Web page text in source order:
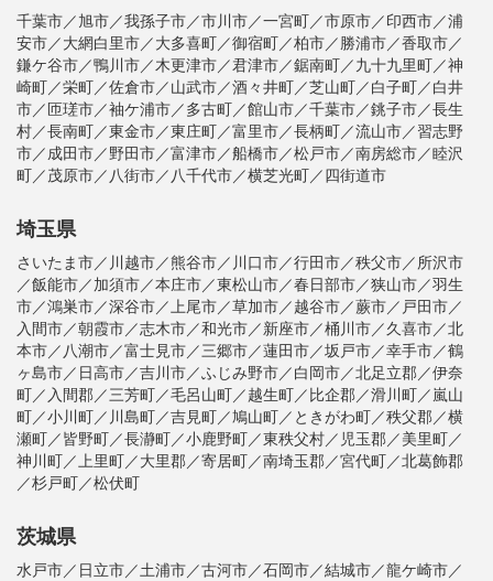
千葉市／旭市／我孫子市／市川市／一宮町／市原市／印西市／浦
安市／大網白里市／大多喜町／御宿町／柏市／勝浦市／香取市／
鎌ケ谷市／鴨川市／木更津市／君津市／鋸南町／九十九里町／神
崎町／栄町／佐倉市／山武市／酒々井町／芝山町／白子町／白井
市／匝瑳市／袖ケ浦市／多古町／館山市／千葉市／銚子市／長生
村／長南町／東金市／東庄町／富里市／長柄町／流山市／習志野
市／成田市／野田市／富津市／船橋市／松戸市／南房総市／睦沢
町／茂原市／八街市／八千代市／横芝光町／四街道市
埼玉県
さいたま市／川越市／熊谷市／川口市／行田市／秩父市／所沢市
／飯能市／加須市／本庄市／東松山市／春日部市／狭山市／羽生
市／鴻巣市／深谷市／上尾市／草加市／越谷市／蕨市／戸田市／
入間市／朝霞市／志木市／和光市／新座市／桶川市／久喜市／北
本市／八潮市／富士見市／三郷市／蓮田市／坂戸市／幸手市／鶴
ヶ島市／日高市／吉川市／ふじみ野市／白岡市／北足立郡／伊奈
町／入間郡／三芳町／毛呂山町／越生町／比企郡／滑川町／嵐山
町／小川町／川島町／吉見町／鳩山町／ときがわ町／秩父郡／横
瀬町／皆野町／長瀞町／小鹿野町／東秩父村／児玉郡／美里町／
神川町／上里町／大里郡／寄居町／南埼玉郡／宮代町／北葛飾郡
／杉戸町／松伏町
茨城県
水戸市／日立市／土浦市／古河市／石岡市／結城市／龍ケ崎市／